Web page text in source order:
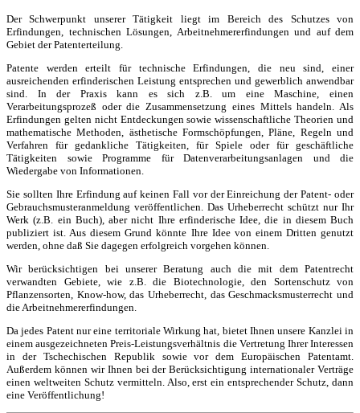
Der Schwerpunkt unserer Tätigkeit liegt im Bereich des Schutzes von
Erfindungen, technischen Lösungen, Arbeitnehmererfindungen und auf dem
Gebiet der Patenterteilung.
Patente werden erteilt für technische Erfindungen, die neu sind, einer
ausreichenden erfinderischen Leistung entsprechen und gewerblich anwendbar
sind. In der Praxis kann es sich z.B. um eine Maschine, einen
Verarbeitungsprozeß oder die Zusammensetzung eines Mittels handeln. Als
Erfindungen gelten nicht Entdeckungen sowie wissenschaftliche Theorien und
mathematische Methoden, ästhetische Formschöpfungen, Pläne, Regeln und
Verfahren für gedankliche Tätigkeiten, für Spiele oder für geschäftliche
Tätigkeiten sowie Programme für Datenverarbeitungsanlagen und die
Wiedergabe von Informationen.
Sie sollten Ihre Erfindung auf keinen Fall vor der Einreichung der Patent- oder
Gebrauchsmusteranmeldung veröffentlichen. Das Urheberrecht schützt nur Ihr
Werk (z.B. ein Buch), aber nicht Ihre erfinderische Idee, die in diesem Buch
publiziert ist. Aus diesem Grund könnte Ihre Idee von einem Dritten genutzt
werden, ohne daß Sie dagegen erfolgreich vorgehen können.
Wir berücksichtigen bei unserer Beratung auch die mit dem Patentrecht
verwandten Gebiete, wie z.B. die Biotechnologie, den Sortenschutz von
Pflanzensorten, Know-how, das Urheberrecht, das Geschmacksmusterrecht und
die Arbeitnehmererfindungen.
Da jedes Patent nur eine territoriale Wirkung hat, bietet Ihnen unsere Kanzlei in
einem ausgezeichneten Preis-Leistungsverhältnis die Vertretung Ihrer Interessen
in der Tschechischen Republik sowie vor dem Europäischen Patentamt.
Außerdem können wir Ihnen bei der Berücksichtigung internationaler Verträge
einen weltweiten Schutz vermitteln. Also, erst ein entsprechender Schutz, dann
eine Veröffentlichung!